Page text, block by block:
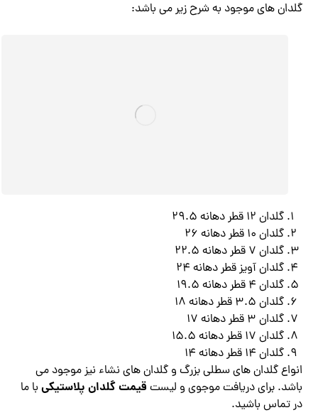
گلدان های موجود به شرح زیر می باشد:
گلدان 12 قطر دهانه 29.5
گلدان 10 قطر دهانه 26
گلدان 7 قطر دهانه 22.5
گلدان آویز قطر دهانه 24
گلدان 4 قطر دهانه 19.5
گلدان 3.5 قطر دهانه 18
گلدان 3 قطر دهانه 17
گلدان 17 قطر دهانه 15.5
گلدان 14 قطر دهانه 14
انواع گلدان های سطلی بزرگ و گلدان های نشاء نیز موجود می
باشد. برای دریافت موجوی و لیست قیمت گلدان پلاستیکی با ما
در تماس باشید.